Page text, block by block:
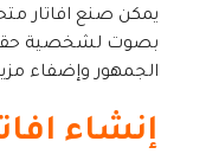
يمكن صنع افاتار
بصوت لشخصية
الجمهور وإضفاء
إنشاء